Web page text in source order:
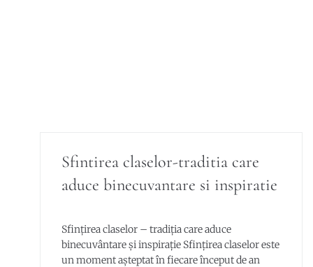
Sfintirea claselor-traditia care
aduce binecuvantare si inspiratie
Sfințirea claselor – tradiția care aduce
binecuvântare și inspirație Sfințirea claselor este
un moment așteptat în fiecare început de an